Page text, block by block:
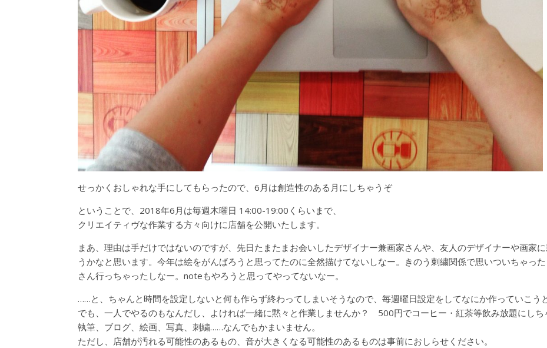
せっかくおしゃれな手にしてもらったので、6月は創造性のある月にしちゃうぞ
ということで、2018年6月は毎週木曜日 14:00-19:00くらいまで、
クリエイティヴな作業する方々向けに店舗を公開いたします。
まあ、理由は手だけではないのですが、先日たまたまお会いしたデザイナー兼画家さんや、友人のデザイナーや画家
うかなと思います。今年は絵をがんばろうと思ってたのに全然描けてないしなー。きのう刺繍関係で思いついちゃっ
さん行っちゃったしなー。noteもやろうと思ってやってないなー。
……と、ちゃんと時間を設定しないと何も作らず終わってしまいそうなので、毎週曜日設定をしてなにか作っていこう
でも、一人でやるのもなんだし、よければ一緒に黙々と作業しませんか？ 500円でコーヒー・紅茶等飲み放題にしち
執筆、ブログ、絵画、写真、刺繍……なんでもかまいません。
ただし、店舗が汚れる可能性のあるもの、音が大きくなる可能性のあるものは事前におしらせください。